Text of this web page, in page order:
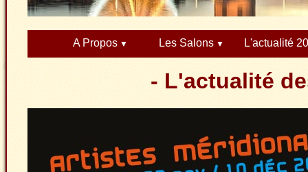
A Propos Les Salons L'actualité
- L'actualité